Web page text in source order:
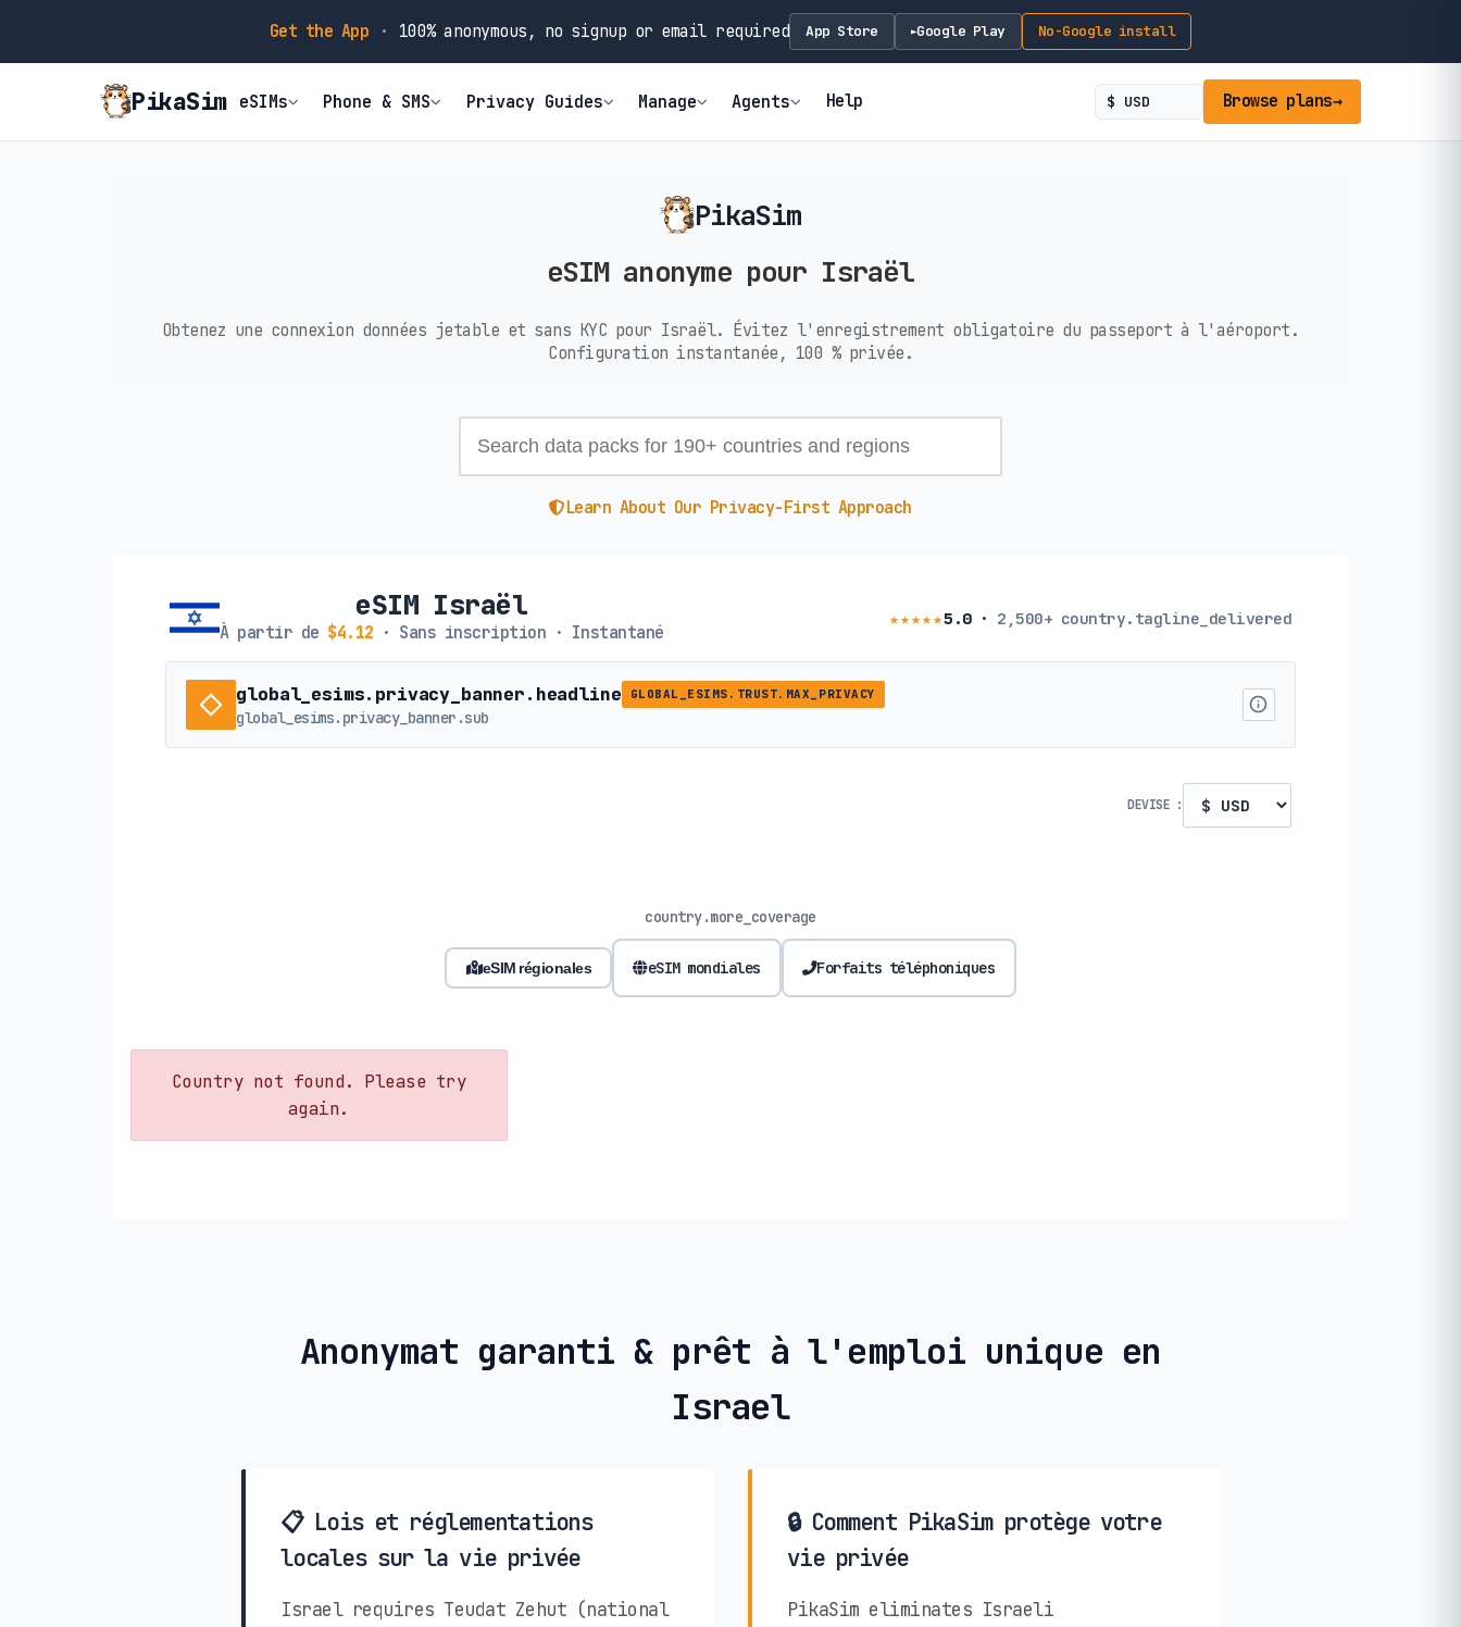
Get the App · 100% anonymous, no signup or email required App Store ►Google Play No-Google install
PikaSim eSIMs Phone & SMS Privacy Guides Manage Agents Help Browse plans→
PikaSim
eSIM anonyme pour Israël
Obtenez une connexion données jetable et sans KYC pour Israël. Évitez l'enregistrement obligatoire du passeport à l'aéroport.
Configuration instantanée, 100 % privée.
Learn About Our Privacy-First Approach
eSIM Israël
À partir de $4.12 · Sans inscription · Instantané
★★★★★5.0· 2,500+ country.tagline_delivered
global_esims.privacy_banner.headline GLOBAL_ESIMS.TRUST.MAX_PRIVACY
global_esims.privacy_banner.sub
DEVISE :
country.more_coverage
eSIM régionales eSIM mondiales Forfaits téléphoniques
Country not found. Please try
again.
Anonymat garanti & prêt à l'emploi unique en
Israel
📋 Lois et réglementations
locales sur la vie privée
Israel requires Teudat Zehut (national
🔒 Comment PikaSim protège votre
vie privée
PikaSim eliminates Israeli